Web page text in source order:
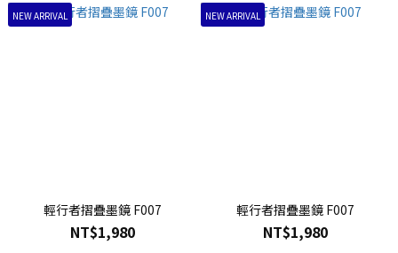
NEW ARRIVAL
輕行者摺疊墨鏡 F007
NT$1,980
NEW ARRIVAL
輕行者摺疊墨鏡 F007
NT$1,980